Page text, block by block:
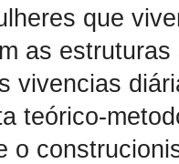
que
as
vivencias
teórico-
o